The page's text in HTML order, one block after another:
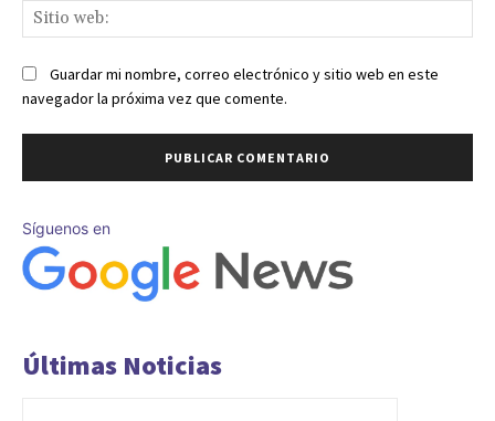
Guardar mi nombre, correo electrónico y sitio web en este
navegador la próxima vez que comente.
Síguenos en
Últimas Noticias